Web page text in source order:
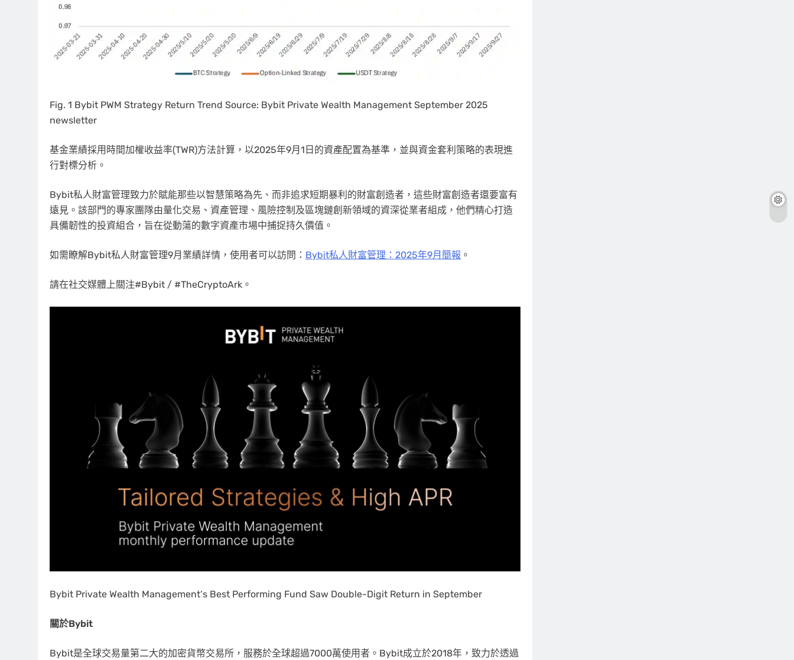
Fig. 1 Bybit PWM Strategy Return Trend Source: Bybit Private Wealth Management September 2025
newsletter
基金業績採用時間加權收益率(TWR)方法計算，以2025年9月1日的資產配置為基準，並與資金套利策略的表現進
行對標分析。
Bybit私人財富管理致力於賦能那些以智慧策略為先、而非追求短期暴利的財富創造者，這些財富創造者還要富有
遠見。該部門的專家團隊由量化交易、資產管理、風險控制及區塊鏈創新領域的資深從業者組成，他們精心打造
具備韌性的投資組合，旨在從動蕩的數字資產市場中捕捉持久價值。
如需瞭解Bybit私人財富管理9月業績詳情，使用者可以訪問： Bybit私人財富管理：2025年9月簡報 。
請在社交媒體上關注#Bybit / #TheCryptoArk。
Bybit Private Wealth Management‘s Best Performing Fund Saw Double-Digit Return in September
關於Bybit
Bybit是全球交易量第二大的加密貨幣交易所，服務於全球超過7000萬使用者。Bybit成立於2018年，致力於透過